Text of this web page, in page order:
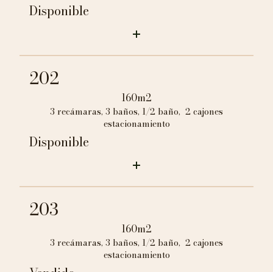
Disponible
202
160m2
3 recámaras, 3 baños, 1/2 baño, 2 cajones
estacionamiento
Disponible
203
160m2
3 recámaras, 3 baños, 1/2 baño, 2 cajones
estacionamiento